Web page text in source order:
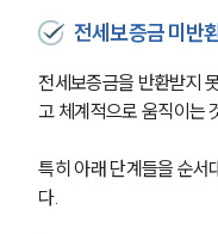
전세보증금 미반
전세보증금을 반환받지
고 체계적으로 움직이는
특히 아래 단계들을 순서
다.